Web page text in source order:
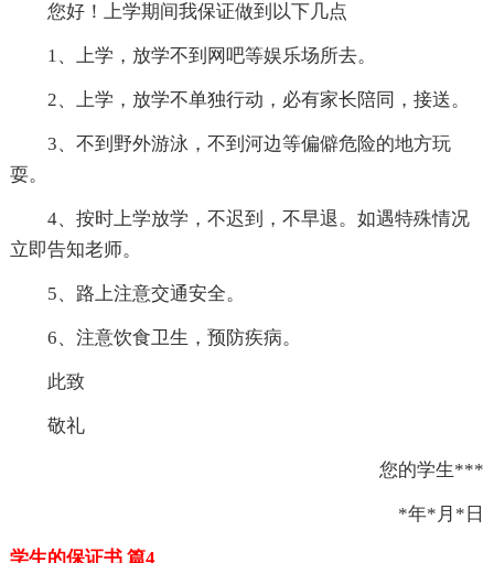
您好！上学期间我保证做到以下几点
1、上学，放学不到网吧等娱乐场所去。
2、上学，放学不单独行动，必有家长陪同，接送。
3、不到野外游泳，不到河边等偏僻危险的地方玩
耍。
4、按时上学放学，不迟到，不早退。如遇特殊情况
立即告知老师。
5、路上注意交通安全。
6、注意饮食卫生，预防疾病。
此致
敬礼
您的学生***
*年*月*日
学生的保证书 篇4